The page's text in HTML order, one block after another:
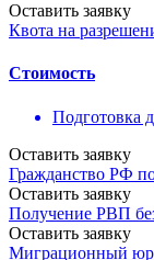
Оставить заявку
Квота на
Cтоимость
Подготовка
Оставить заявку
Гражданство РФ
Оставить заявку
Получение РВП
Оставить заявку
Миграционный